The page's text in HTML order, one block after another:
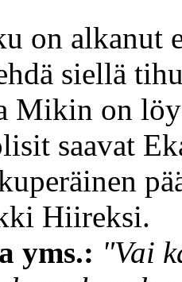
on alkanut
siellä
Mikin on
saavat
Hiireksi.
yms.: "Vai